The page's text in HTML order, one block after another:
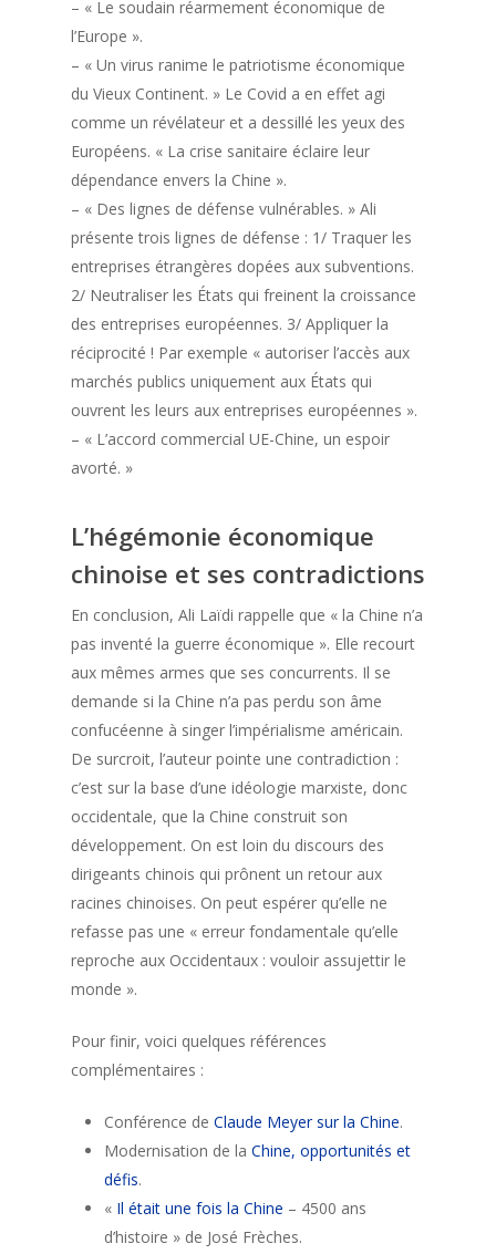
– « Le soudain réarmement économique de
l’Europe ».
– « Un virus ranime le patriotisme économique
du Vieux Continent. » Le Covid a en effet agi
comme un révélateur et a dessillé les yeux des
Européens. « La crise sanitaire éclaire leur
dépendance envers la Chine ».
– « Des lignes de défense vulnérables. » Ali
présente trois lignes de défense : 1/ Traquer les
entreprises étrangères dopées aux subventions.
2/ Neutraliser les États qui freinent la croissance
des entreprises européennes. 3/ Appliquer la
réciprocité ! Par exemple « autoriser l’accès aux
marchés publics uniquement aux États qui
ouvrent les leurs aux entreprises européennes ».
– « L’accord commercial UE-Chine, un espoir
avorté. »
L’hégémonie économique
chinoise et ses contradictions
En conclusion, Ali Laïdi rappelle que « la Chine n’a
pas inventé la guerre économique ». Elle recourt
aux mêmes armes que ses concurrents. Il se
demande si la Chine n’a pas perdu son âme
confucéenne à singer l’impérialisme américain.
De surcroit, l’auteur pointe une contradiction :
c’est sur la base d’une idéologie marxiste, donc
occidentale, que la Chine construit son
développement. On est loin du discours des
dirigeants chinois qui prônent un retour aux
racines chinoises. On peut espérer qu’elle ne
refasse pas une « erreur fondamentale qu’elle
reproche aux Occidentaux : vouloir assujettir le
monde ».
Pour finir, voici quelques références
complémentaires :
Conférence de Claude Meyer sur la Chine.
Modernisation de la Chine, opportunités et
défis.
« Il était une fois la Chine – 4500 ans
d’histoire » de José Frèches.